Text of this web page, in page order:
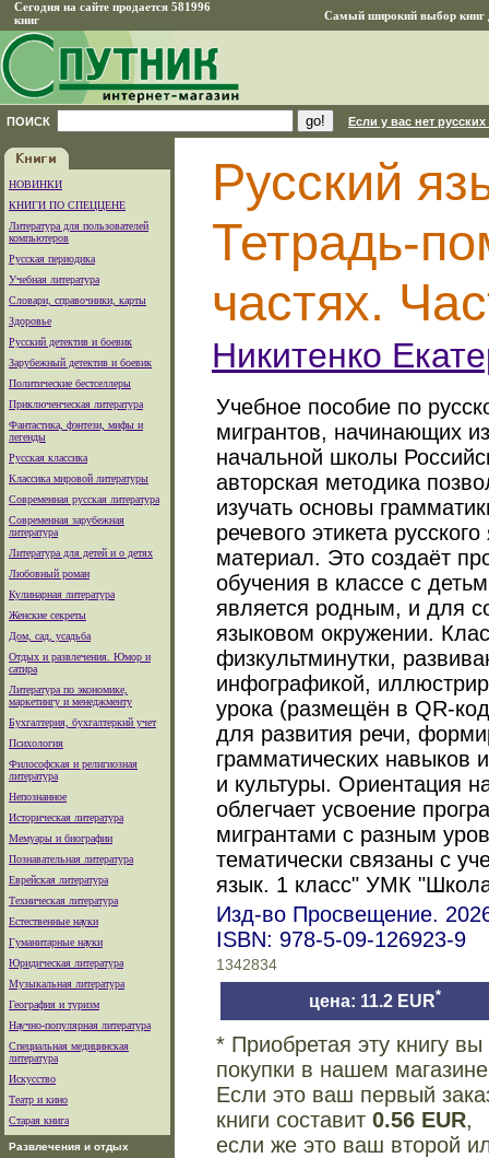
Сегодня на сайте продается 581996
книг
Самый широкий выбор книг
ПОИСК Если у вас нет
НОВИНКИ
КНИГИ ПО СПЕЦЦЕНЕ
Литература для пользователей
компьютеров
Русская периодика
Учебная литература
Словари, справочники, карты
Здоровье
Русский детектив и боевик
Зарубежный детектив и боевик
Политические бестселлеры
Приключенческая литература
Фантастика, фэнтези, мифы и
легенды
Русская классика
Классика мировой литературы
Современная русская литература
Современная зарубежная
литература
Литература для детей и о детях
Любовный роман
Кулинарная литература
Женские секреты
Дом, сад, усадьба
Отдых и развлечения. Юмор и
сатира
Литература по экономике,
маркетингу и менеджменту
Бухгалтерия, бухгалтеркий учет
Психология
Философская и религиозная
литература
Непознанное
Историческая литература
Мемуары и биографии
Познавательная литература
Еврейская литература
Техническая литература
Естественные науки
Гуманитарные науки
Юридическая литература
Музыкальная литература
География и туризм
Научно-популярная литература
Специальная медицинская
литература
Искусство
Театр и кино
Старая книга
Развлечения и отдых
Русский
Тетрадь-
частях.
Никитенко
Учебное пособие по
мигрантов, начинающих
начальной школы
авторская методика
изучать основы
речевого этикета
материал. Это создаёт
обучения в классе с
является родным, и для
языковом окружении.
физкультминутки,
инфографикой,
урока (размещён в QR-
для развития речи,
грамматических навыков
и культуры. Ориентация
облегчает усвоение
мигрантами с разным
тематически связаны с
язык. 1 класс" УМК
Изд-во Просвещение.
ISBN: 978-5-09-126923-9
1342834
цена: 11.2 EUR*
* Приобретая эту книгу
покупки в нашем
Если это ваш первый
книги составит 0.56 EUR,
если же это ваш второй